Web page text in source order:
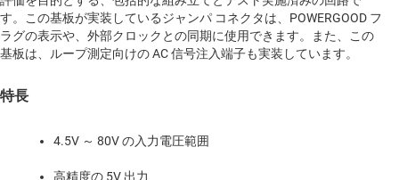
す。この基板が実装しているジャンパ コネクタは、POWERGOOD フ
ラグの表示や、外部クロックとの同期に使用できます。また、この
基板は、ループ測定向けの AC 信号注入端子も実装しています。
特長
4.5V ～ 80V の入力電圧範囲
高精度の 5V 出力